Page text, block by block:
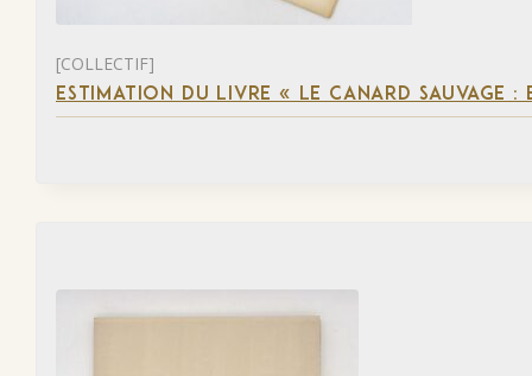
[COLLECTIF]
ESTIMATION DU LIVRE « LE CANARD SAUVAGE :